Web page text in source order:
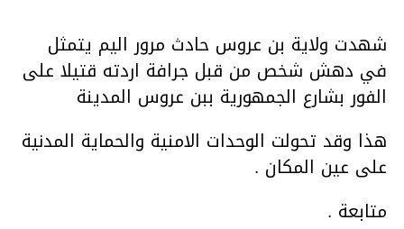
شهدت ولاية بن عروس حادث مرور اليم يتمثل
في دهش شخص من قبل جرافة اردته قتيلا على
الفور بشارع الجمهورية ببن عروس المدينة
هذا وقد تحولت الوحدات الامنية والحماية المدنية
على عين المكان .
متابعة .